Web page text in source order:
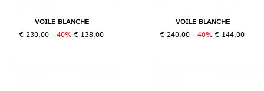
VOILE BLANCHE
€ 230,00 -40% € 138,00
VOILE BLANCHE
€ 240,00 -40% € 144,00